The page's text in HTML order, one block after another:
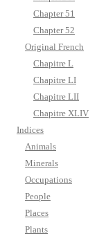
Chapter 51
Chapter 52
Original French
Chapitre L
Chapitre LI
Chapitre LII
Chapitre XLIV
Indices
Animals
Minerals
Occupations
People
Places
Plants